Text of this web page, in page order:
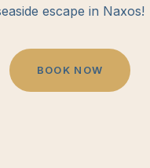
escape in Naxos!
BOOK N OW